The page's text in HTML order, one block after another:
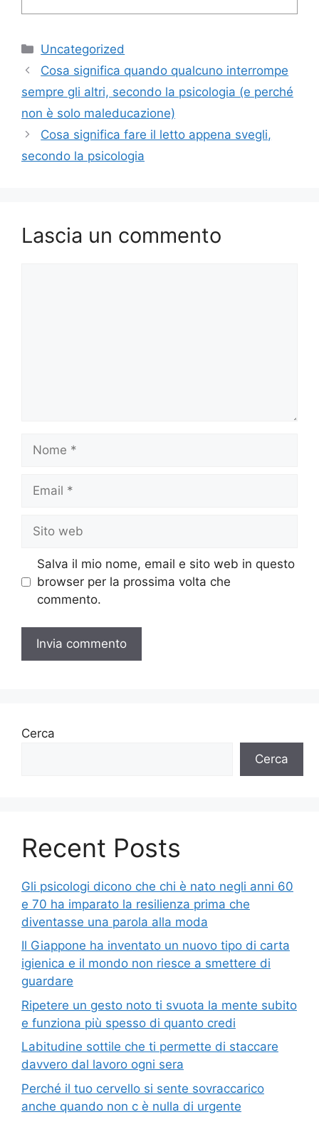
Categorie
Uncategorized
Cosa significa quando qualcuno interrompe
sempre gli altri, secondo la psicologia (e perché
non è solo maleducazione)
Cosa significa fare il letto appena svegli,
secondo la psicologia
Lascia un commento
Nome
Email
Sito
web
Salva il mio nome, email e sito web in questo
browser per la prossima volta che
commento.
Cerca
Cerca
Recent Posts
Gli psicologi dicono che chi è nato negli anni 60
e 70 ha imparato la resilienza prima che
diventasse una parola alla moda
Il Giappone ha inventato un nuovo tipo di carta
igienica e il mondo non riesce a smettere di
guardare
Ripetere un gesto noto ti svuota la mente subito
e funziona più spesso di quanto credi
Labitudine sottile che ti permette di staccare
davvero dal lavoro ogni sera
Perché il tuo cervello si sente sovraccarico
anche quando non c è nulla di urgente